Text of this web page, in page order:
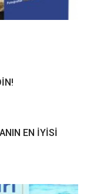
EN İYİSİ